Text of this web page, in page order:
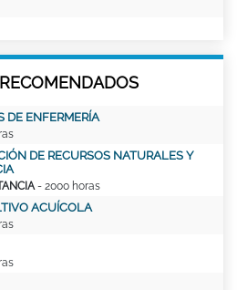
DE ENFERMERÍA
DE RECURSOS NATURALES Y
- 2000 horas
ACUÍCOLA